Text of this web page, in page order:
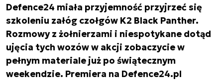
Defence24 miała przyjemność przyjrzeć się
szkoleniu załóg czołgów K2 Black Panther.
Rozmowy z żołnierzami i niespotykane dotąd
ujęcia tych wozów w akcji zobaczycie w
pełnym materiale już po świątecznym
weekendzie. Premiera na Defence24.pl